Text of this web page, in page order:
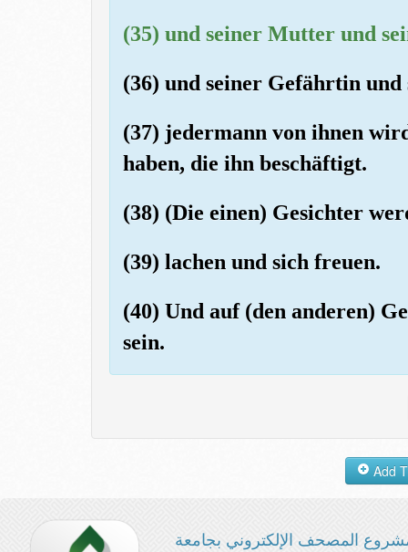
(35) und seiner Mutter und
(36) und seiner Gefährtin und
(37) jedermann von ihnen
haben, die ihn beschäftigt.
(38) (Die einen) Gesichter
(39) lachen und sich freuen.
(40) Und auf (den anderen)
sein.
المصحف الإلكتروني بجامعة